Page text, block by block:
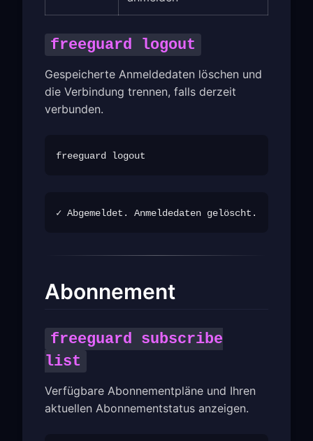
freeguard logout
Gespeicherte Anmeldedaten löschen und
die Verbindung trennen, falls derzeit
verbunden.
Abonnement
freeguard subscribe
list
Verfügbare Abonnementpläne und Ihren
aktuellen Abonnementstatus anzeigen.